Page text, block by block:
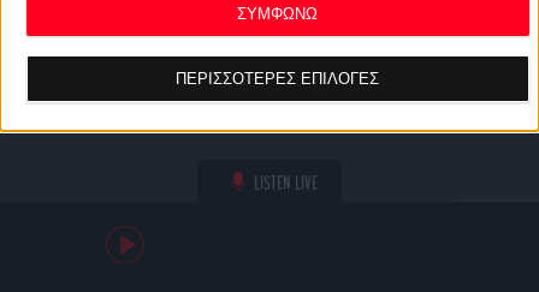
ανακαλέσετε τη συγκατάθεσή σας ανά πάσα στιγμή
επιστρέφοντας σε αυτόν τον ιστότοπο και κάνοντας κλικ στο
κουμπί "Απορρήτου" στο κάτω μέρος της ιστοσελίδας.
ΠΕΡΙΣΣΟΤΕΡΕΣ ΕΠΙΛΟΓΕΣ
ΣΥΜΦΩΝΩ
LISTEN LIVE